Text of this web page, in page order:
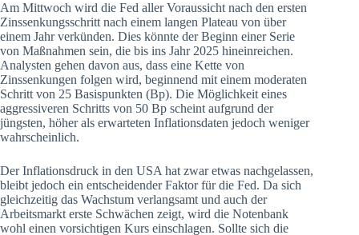
Am Mittwoch wird die Fed aller Voraussicht nach den ersten
Zinssenkungsschritt nach einem langen Plateau von über
einem Jahr verkünden. Dies könnte der Beginn einer Serie
von Maßnahmen sein, die bis ins Jahr 2025 hineinreichen.
Analysten gehen davon aus, dass eine Kette von
Zinssenkungen folgen wird, beginnend mit einem moderaten
Schritt von 25 Basispunkten (Bp). Die Möglichkeit eines
aggressiveren Schritts von 50 Bp scheint aufgrund der
jüngsten, höher als erwarteten Inflationsdaten jedoch weniger
wahrscheinlich.
Der Inflationsdruck in den USA hat zwar etwas nachgelassen,
bleibt jedoch ein entscheidender Faktor für die Fed. Da sich
gleichzeitig das Wachstum verlangsamt und auch der
Arbeitsmarkt erste Schwächen zeigt, wird die Notenbank
wohl einen vorsichtigen Kurs einschlagen. Sollte sich die